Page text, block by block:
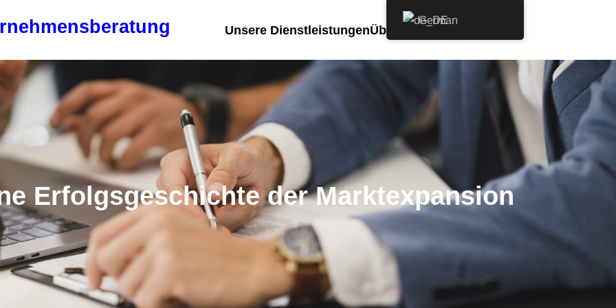
Unsere DienstleistungenÜber uns FAQ
Erfolgsgeschichte der Marktexpansion
German